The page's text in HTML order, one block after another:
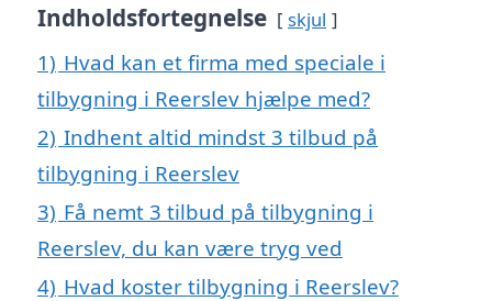
Indholdsfortegnelse skjul
1) Hvad kan et firma med speciale i
tilbygning i Reerslev hjælpe med?
2) Indhent altid mindst 3 tilbud på
tilbygning i Reerslev
3) Få nemt 3 tilbud på tilbygning i
Reerslev, du kan være tryg ved
4) Hvad koster tilbygning i Reerslev?